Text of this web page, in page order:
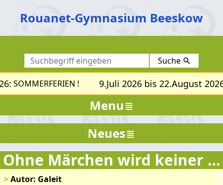
Rouanet-Gymnasium Beeskow
Suche
SOMMERFERIEN ! 9.Juli 2026 bis 22.August
Menu
Ohne Märchen wird keiner groß…..
>Autor: Galeit
Bilder zum Artikel: Ohne
Märchen wird keiner
groß…..
Neues